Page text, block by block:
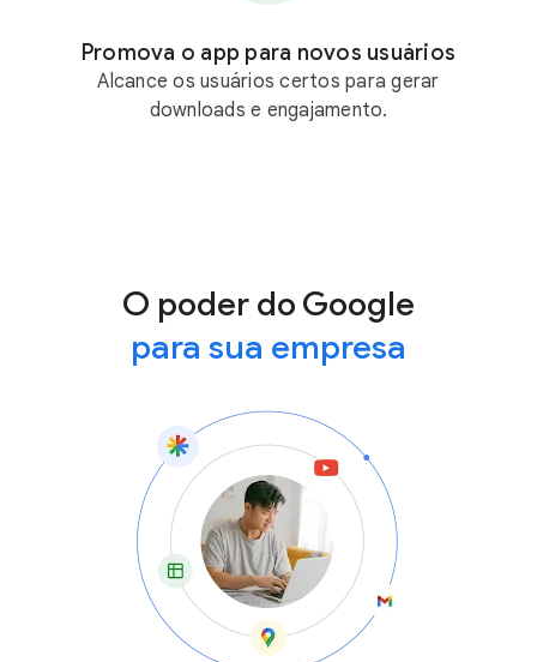
Promova o app para novos usuários
Alcance os usuários certos para gerar
downloads e engajamento.
O poder do Google
para sua empresa